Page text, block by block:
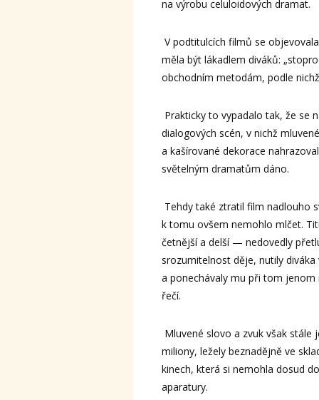
na výrobu celuloidových dramat.
V podtitulcích filmů se
měla být lákadlem diváků:
obchodním metodám, podle
Prakticky to vypadalo tak, že se
dialogových scén, v nichž
a kašírované dekorace
světelným dramatům dáno.
Tehdy také ztratil film nadlouho
k tomu ovšem nemohlo mlčet.
četnější a delší — nedovedly
srozumitelnost děje, nutily
a ponechávaly mu při tom
řečí.
Mluvené slovo a zvuk však stále
miliony, ležely beznadějně ve
kinech, která si nemohla dosud
aparatury.